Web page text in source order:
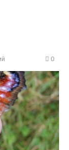
0